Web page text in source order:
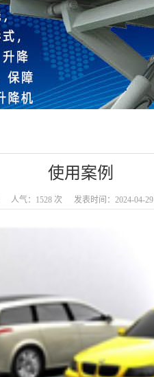
使用案例
人气：1528 次 发表时间：2024-04-29